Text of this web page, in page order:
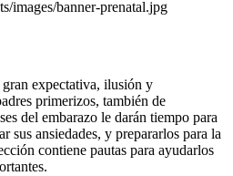
gran expectativa, ilusión y
primerizos, también de
del embarazo le darán tiempo para
sus ansiedades, y prepararlos para la
contiene pautas para ayudarlos